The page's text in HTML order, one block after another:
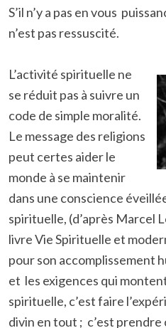
S’il n’y a pas en vous
n’est pas ressuscité.
L’activité spirituelle ne
se réduit pas à suivre un
code de simple moralité.
Le message des religions
peut certes aider le
monde à se maintenir
dans une conscience
spirituelle, (d’après Marcel
livre Vie Spirituelle et
pour son accomplissement
et les exigences qui
spirituelle, c’est faire
divin en tout ; c’est prendre